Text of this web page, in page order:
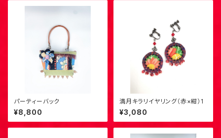
パーティーバック
¥8,800
満月キラリイヤリング（赤×紺）1
¥3,080